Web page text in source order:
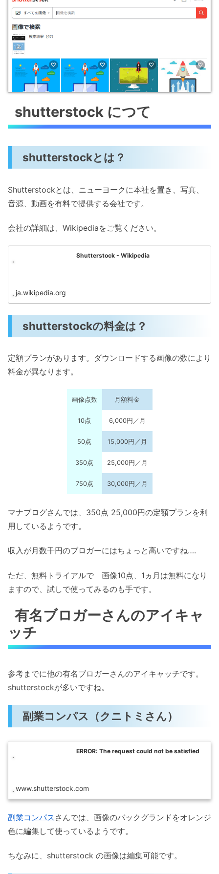
shutterstock につて
shutterstockとは？
Shutterstockとは、ニューヨークに本社を置き、写真、
音源、動画を有料で提供する会社です。
会社の詳細は、Wikipediaをご覧ください。
Shutterstock - Wikipedia
ja.wikipedia.org
shutterstockの料金は？
定額プランがあります。ダウンロードする画像の数により
料金が異なります。
画像点数 月額料金
10点 6,000円／月
50点 15,000円／月
350点 25,000円／月
750点 30,000円／月
マナブログさんでは、350点 25,000円の定額プランを利
用しているようです。
収入が月数千円のブロガーにはちょっと高いですね….
ただ、無料トライアルで 画像10点、1ヵ月は無料になり
ますので、試しで使ってみるのも手です。
有名ブロガーさんのアイキャ
ッチ
参考までに他の有名ブロガーさんのアイキャッチです。
shutterstockが多いですね。
副業コンパス（クニトミさん）
ERROR: The request could not be satisfied
www.shutterstock.com
副業コンパス さんでは、画像のバックグランドをオレンジ
色に編集して使っているようです。
ちなみに、shutterstock の画像は編集可能です。